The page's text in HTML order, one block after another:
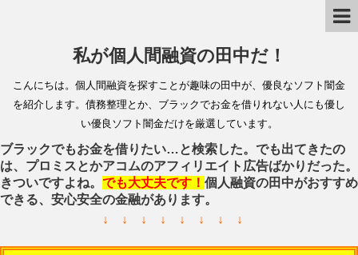
私が個人間融資の田中だ！
こんにちは。個人間融資を探すことが趣味の田中が、優良なソフト闇金
を紹介します。債務整理とか、ブラックでお金を借りれない人にも優し
い優良ソフト闇金だけを厳選しています。
ブラックでもお金を借りたい…と検索した。でも出てきたの
は、プロミスとかアコムのアフィリエイト広告ばかりだった。
きついですよね。 でも大丈夫です！ 個人融資の田中がおすすめ
できる、安心安全の金融があります。
↓ ↓ ↓ ↓ ↓ ↓ ↓ ↓